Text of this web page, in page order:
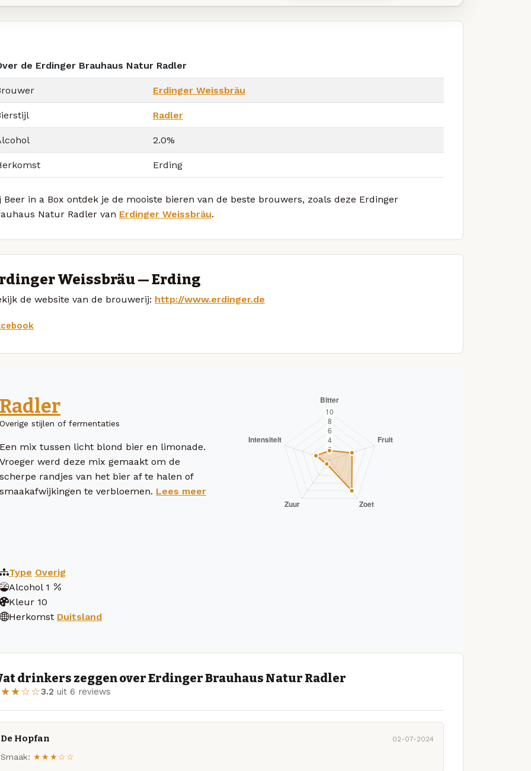
de Erdinger Brauhaus Natur Radler
Erdinger Weissbräu
Radler
2.0%
Erding
Beer in a Box ontdek je de mooiste bieren van de beste brouwers, zoals deze Erdinger
Natur Radler van Erdinger Weissbräu.
Weissbräu — Erding
de website van de brouwerij: http://www.erdinger.de
Radler
Overige stijlen of fermentaties
Een mix tussen licht blond bier en limonade.
Vroeger werd deze mix gemaakt om de
scherpe randjes van het bier af te halen of
smaakafwijkingen te verbloemen. Lees meer
Type Overig
Alcohol 1
Kleur 10
Herkomst Duitsland
drinkers zeggen over Erdinger Brauhaus Natur Radler
3.2 uit 6 reviews
De Hopfan 02-07-2024
Smaak: ★★★☆☆